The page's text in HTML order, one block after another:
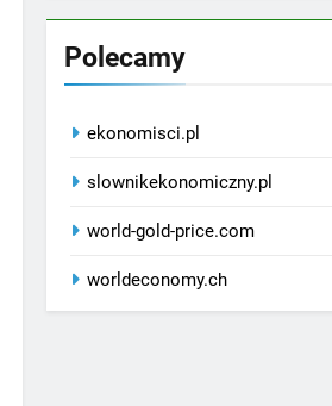
Polecamy
ekonomisci.pl
slownikekonomiczny.pl
world-gold-price.com
worldeconomy.ch